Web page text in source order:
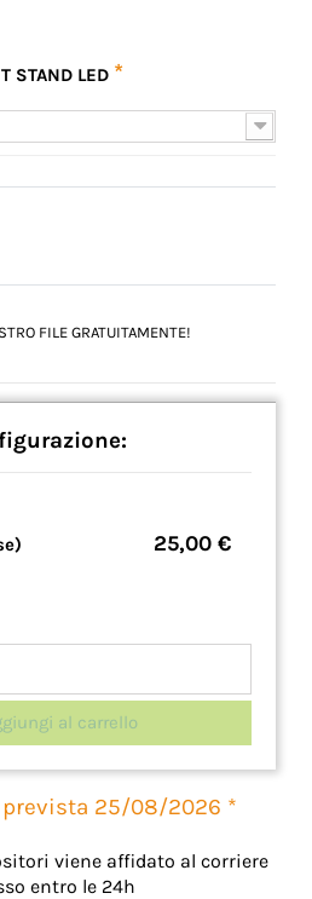
STAND LED *
FILE GRATUITAMENTE!
25,00 €
al carrello
prevista 25/08/2026 *
viene affidato al corriere
entro le 24h